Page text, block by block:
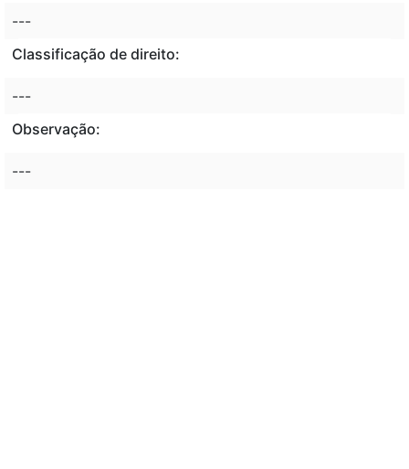
---
Classificação de direito:
---
Observação:
---